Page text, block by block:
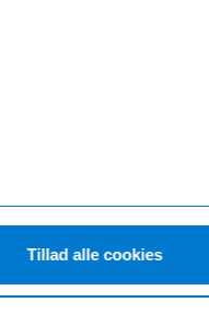
Tillad alle cookies